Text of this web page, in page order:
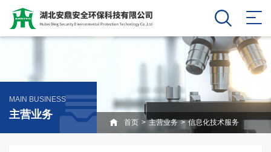
MAIN BUSINESS
主营业务
首页 >主营业务>信息化技术服务